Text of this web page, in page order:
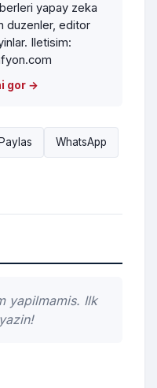
yapay zeka
duzenler, editor
Iletisim:
gor →
WhatsApp
yapilmamis. Ilk